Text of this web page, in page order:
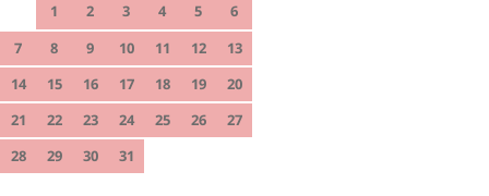
1 2 3 4 5
6
7
8 9 10 11 12
13
14
15 16 17 18 19
20
21
22 23 24 25 26
27
28
29 30 31